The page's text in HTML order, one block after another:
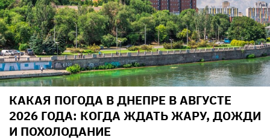
КАКАЯ ПОГОДА В ДНЕПРЕ В АВГУСТЕ
2026 ГОДА: КОГДА ЖДАТЬ ЖАРУ, ДОЖДИ
И ПОХОЛОДАНИЕ